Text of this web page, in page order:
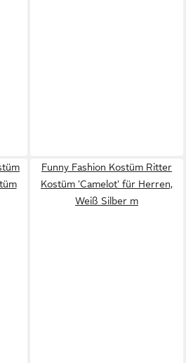
Funny Fashion Kostüm Ritter
Kostüm 'Camelot' für Herren,
Weiß Silber m